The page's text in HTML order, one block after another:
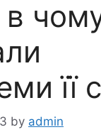
в
її
by admin